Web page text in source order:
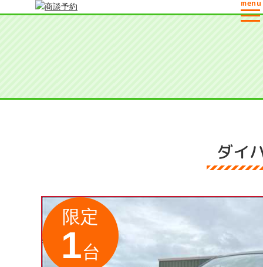
商談予約 menu
ダイ
限定
1台